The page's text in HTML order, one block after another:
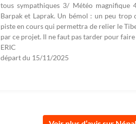
tous sympathiques 3/ Météo magnifique
Barpak et Laprak. Un bémol : un peu
piste en cours qui permettra de relier le
par ce projet. Il ne faut pas tarder pour
ERIC
départ du 15/11/2025